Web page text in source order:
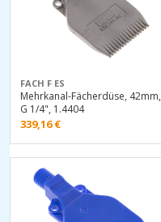
FACH F ES
Mehrkanal-Fächerdüse, 42mm,
G 1/4", 1.4404
339,16€